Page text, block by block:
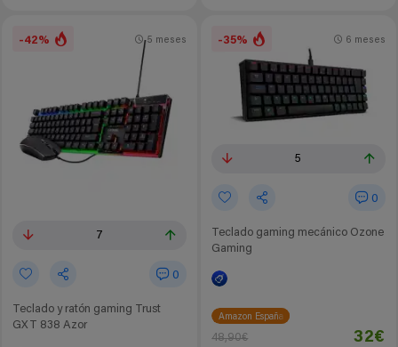
-42%
7
0
Teclado y ratón gaming Trust
GXT 838 Azor
5 meses -35%
5
0
Teclado gaming mecánico Ozone
Gaming
6 meses
Amazon España
48,90€ 32€